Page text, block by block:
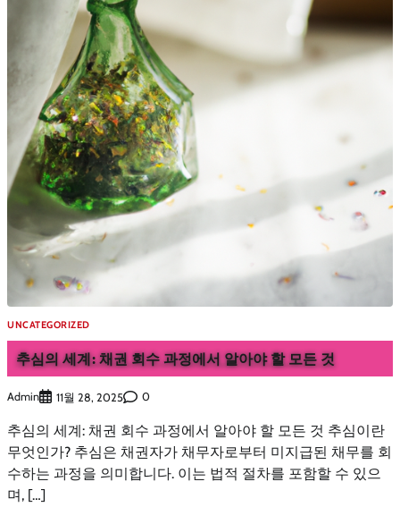
UNCATEGORIZED
추심의 세계: 채권 회수 과정에서 알아야 할 모든 것
Admin 11월 28, 2025 0
추심의 세계: 채권 회수 과정에서 알아야 할 모든 것 추심이란
무엇인가? 추심은 채권자가 채무자로부터 미지급된 채무를 회
수하는 과정을 의미합니다. 이는 법적 절차를 포함할 수 있으
며, […]